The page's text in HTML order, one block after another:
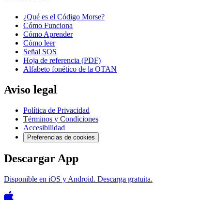
¿Qué es el Código Morse?
Cómo Funciona
Cómo Aprender
Cómo leer
Señal SOS
Hoja de referencia (PDF)
Alfabeto fonético de la OTAN
Aviso legal
Política de Privacidad
Términos y Condiciones
Accesibilidad
Preferencias de cookies
Descargar App
Disponible en iOS y Android. Descarga gratuita.